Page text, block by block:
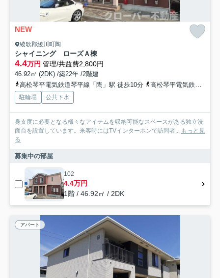
NEW
綾歌郡綾川町陶
シャイニング ローズＡ棟
4.4万円 管理/共益費2,800円
46.92㎡ (2DK) /築22年 /2階建
高松琴平電気鉄道琴平線「陶」駅 徒歩10分
高松琴平電気鉄道琴平線「綾川」駅 徒歩21分
駐輪場 公共下水
身支度に必要となる様々なアイテムを収納可能なスペースがある独立洗
面台を設置しています。来客時にはTVインターホンで訪問者... もっと見
る
募集中の部屋
102
4.4万円
1階 / 46.92㎡ / 2DK
アパート